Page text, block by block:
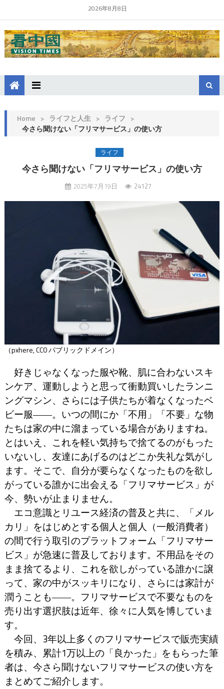
2026年8月8日
Home > ライフと人生 > ライフ >
今さら聞けない「フリマサービス」の使い方
ライフ
今さら聞けない「フリマサービス」の使い方
2025年7月19日 24127
（pxhere, CC0 パブリックドメイン）
好きじゃなくなった服や靴、肌に合わないスキ
ンケア、運動しようと思って衝動買いしたランニ
ングマシン、さらには子供たちが着なくなったベ
ビー服――。いつの間にか「不用」「不要」な物
たちは家の中に溜まっている場合がありますね。
とはいえ、これを軽い気持ちで捨てるのがもった
いないし、友達にあげるのはどこか失礼な気がし
ます。そこで、自分が要らなくなったものを欲し
がっている誰かに出会える「フリマサービス」が
今、勢いが止まりません。
エコ意識とリユース経済の普及と共に、「メル
カリ」をはじめとする個人と個人（一般消費者）
の間で行う取引のプラットフォーム「フリマサー
ビス」が急速に普及しております。不用品をその
まま捨てるより、これを欲しがっている誰かに譲
って、家の中がスッキリになり、さらには家計が
潤うことも――。フリマサービスで不要なものを
売り出す選択肢は近年、徐々に人気を博していま
す。
今回、3年以上多くのフリマサービスで販売実績
を積み、累計1万以上の「良かった」をもらった筆
者は、今さら聞けないフリマサービスの使い方を
まとめてご紹介します。